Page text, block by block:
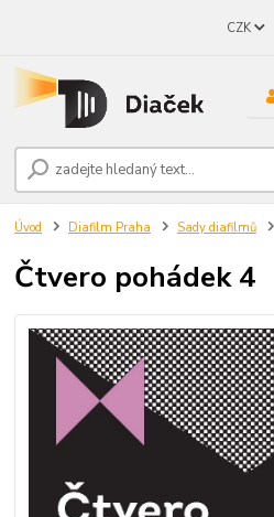
CZK
Úvod Diafilm Praha Sady diafilmů
Čtvero pohádek 4